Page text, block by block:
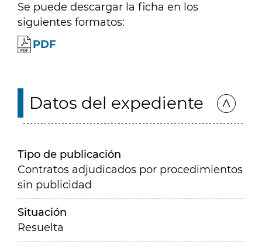
Se puede descargar la ficha en los
siguientes formatos:
PDF
Datos del expediente
Tipo de publicación
Contratos adjudicados por procedimientos
sin publicidad
Situación
Resuelta